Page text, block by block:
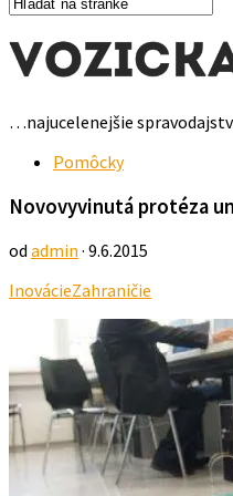
…najucelenejšie
Pomôcky
Novovyvinutá protéza
od admin · 9.6.2015
InovácieZahraničie